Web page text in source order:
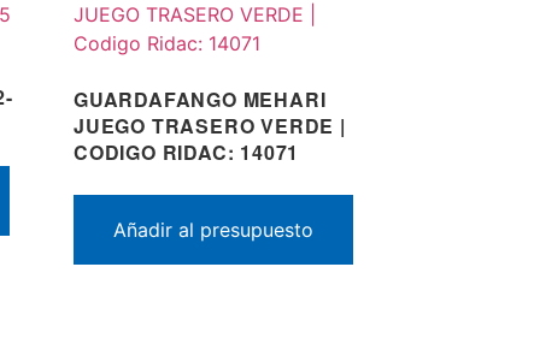
GUARDAFANGO MEHARI
JUEGO TRASERO VERDE |
CODIGO RIDAC: 14071
Añadir al presupuesto